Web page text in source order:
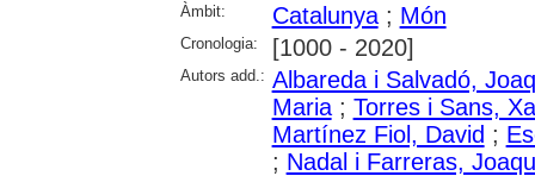
Àmbit:
Catalunya; Món
Cronologia: [1000 - 2020]
Autors add.: Albareda i Salvadó,
Maria; Torres i Sans,
Martínez Fiol, David ;
; Nadal i Farreras,